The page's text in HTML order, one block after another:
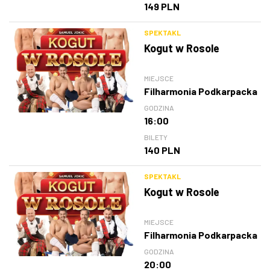
149 PLN
SPEKTAKL
Kogut w Rosole
MIEJSCE
Filharmonia Podkarpacka
GODZINA
16:00
BILETY
140 PLN
SPEKTAKL
Kogut w Rosole
MIEJSCE
Filharmonia Podkarpacka
GODZINA
20:00